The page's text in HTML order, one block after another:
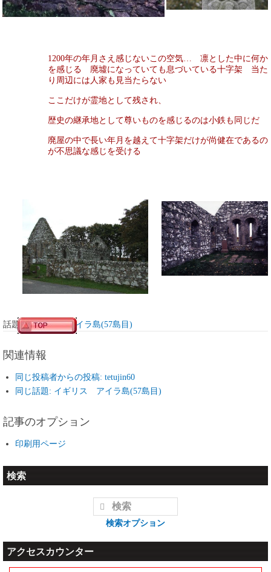
1200年の年月さえ感じないこの空気… 凛とした中に何か
を感じる 廃墟になっていても息づいている十字架 当た
り周辺には人家も見当たらない
ここだけが霊地として残され、
歴史の継承地として尊いものを感じるのは小鉄も同じだ
廃屋の中で長い年月を越えて十字架だけが尚健在であるの
が不思議な感じを受ける
話題:イギリス アイラ島(57島目)
関連情報
同じ投稿者からの投稿: tetujin60
同じ話題: イギリス アイラ島(57島目)
記事のオプション
印刷用ページ
検索
検索オプション
アクセスカウンター